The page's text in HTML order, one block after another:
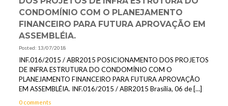
CONDOMÍNIO COM O PLANEJAMENTO
FINANCEIRO PARA FUTURA APROVAÇÃO EM
ASSEMBLÉIA.
Posted: 13/07/2018
INF.016/2015 / ABR2015 POSICIONAMENTO DOS PROJETOS
DE INFRA ESTRUTURA DO CONDOMÍNIO COM O
PLANEJAMENTO FINANCEIRO PARA FUTURA APROVAÇÃO
EM ASSEMBLÉIA. INF.016/2015 / ABR2015 Brasília, 06 de[…]
0 comments